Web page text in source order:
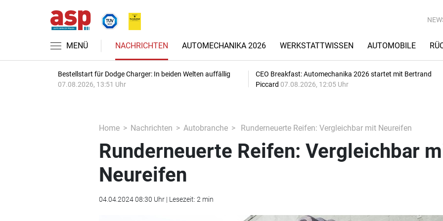
MENÜ NACHRICHTEN AUTOMECHANIKA 2026 WERKSTATTWISSEN AUTOMOBILE
Bestellstart für Dodge Charger: In beiden Welten auffällig
07.08.2026, 13:51 Uhr
CEO Breakfast: Automechanika 2026 startet mit Bertrand
Piccard 07.08.2026, 12:05 Uhr
Home Nachrichten Autobranche Runderneuerte Reifen: Vergleichbar mit Neureifen
Runderneuerte Reifen: Vergleichbar
Neureifen
04.04.2024 08:30 Uhr | Lesezeit: 2 min